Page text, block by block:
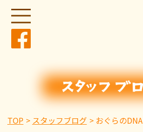
TOP スタッフブログ おぐらのDNA